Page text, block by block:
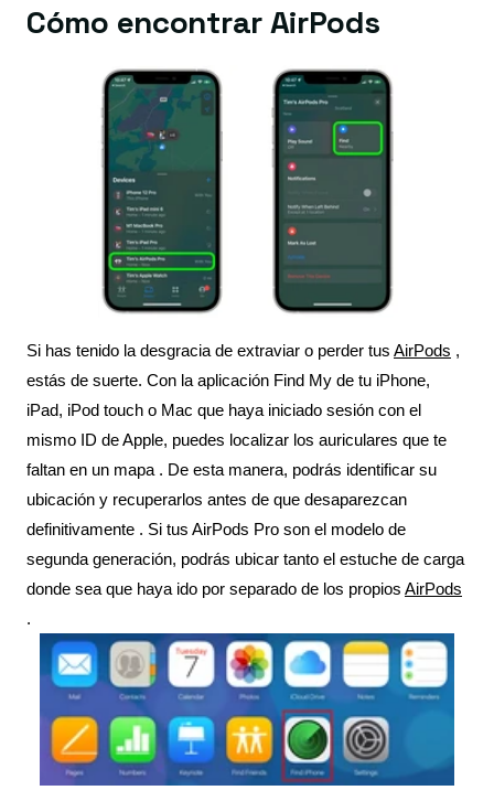
Cómo encontrar AirPods
Si has tenido la desgracia de extraviar o perder tus AirPods ,
estás de suerte. Con la aplicación Find My de tu iPhone,
iPad, iPod touch o Mac que haya iniciado sesión con el
mismo ID de Apple, puedes localizar los auriculares que te
faltan en un mapa . De esta manera, podrás identificar su
ubicación y recuperarlos antes de que desaparezcan
definitivamente . Si tus AirPods Pro son el modelo de
segunda generación, podrás ubicar tanto el estuche de carga
donde sea que haya ido por separado de los propios AirPods
.